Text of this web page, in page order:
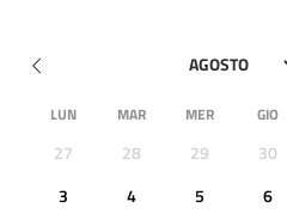
LUN MAR MER GIO
27 28 29 30
3
4 5 6